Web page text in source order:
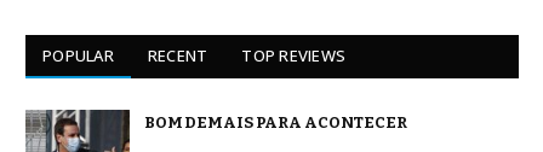
POPULAR RECENT TOP REVIEWS
BOM DEMAIS PARA ACONTECER